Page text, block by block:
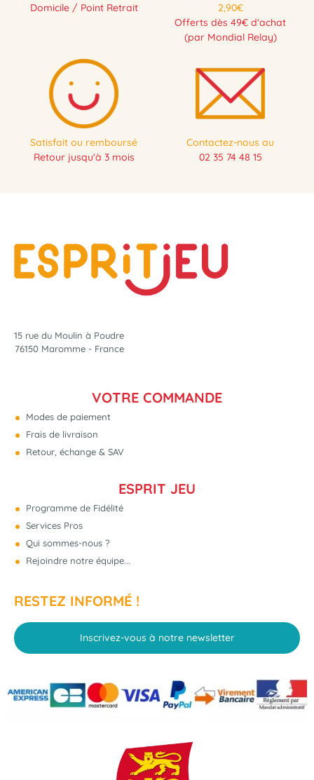
Domicile / Point Retrait
2,90€
Offerts dès 49€ d'achat
(par Mondial Relay)
Satisfait ou remboursé
Retour jusqu'à 3 mois
Contactez-nous au
02 35 74 48 15
15 rue du Moulin à Poudre
76150 Maromme - France
VOTRE COMMANDE
Modes de paiement
Frais de livraison
Retour, échange & SAV
ESPRIT JEU
Programme de Fidélité
Services Pros
Qui sommes-nous ?
Rejoindre notre équipe...
RESTEZ INFORMÉ !
Inscrivez-vous à notre newsletter